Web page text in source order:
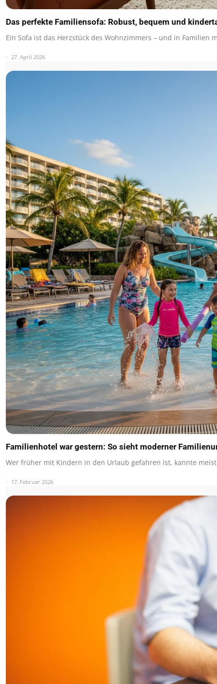
Das perfekte Familiensofa: Robust, bequem und
Ein Sofa ist das Herzstück des Wohnzimmers – und in Familien
27. April 2026
Familienhotel war gestern: So sieht moderner
Wer früher mit Kindern in den Urlaub gefahren ist, kannte
17. Februar 2026